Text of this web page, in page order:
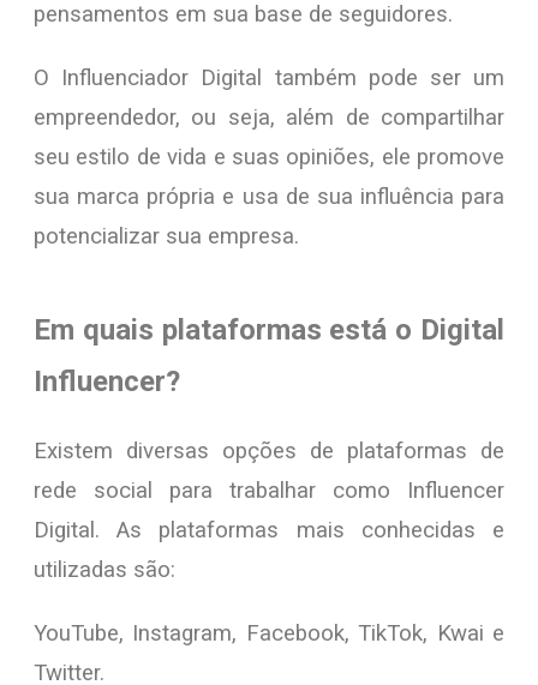
pensamentos em sua base de seguidores.
O Influenciador Digital também pode ser um
empreendedor, ou seja, além de compartilhar
seu estilo de vida e suas opiniões, ele promove
sua marca própria e usa de sua influência para
potencializar sua empresa.
Em quais plataformas está o Digital
Influencer?
Existem diversas opções de plataformas de
rede social para trabalhar como Influencer
Digital. As plataformas mais conhecidas e
utilizadas são:
YouTube, Instagram, Facebook, TikTok, Kwai e
Twitter.